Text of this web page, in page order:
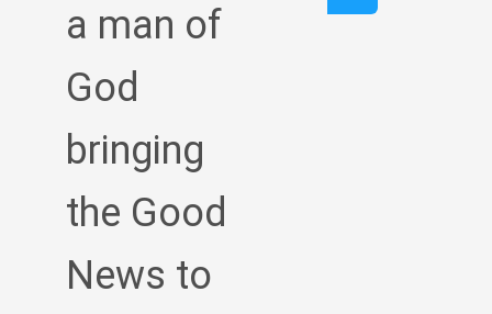
a man of
God
bringing
the Good
News to